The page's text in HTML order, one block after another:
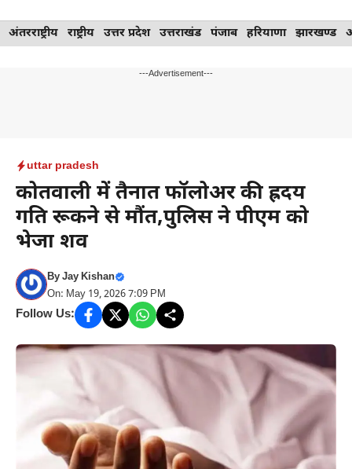
Skip
to
अंतरराष्ट्रीय राष्ट्रीय उत्तर प्रदेश उत्तराखंड पंजाब हरियाणा झारखण्ड
---Advertisement---
uttar pradesh
कोतवाली में तैनात फॉलोअर की ह्रदय
गति रूकने से मौंत,पुलिस ने पीएम को
भेजा शव
ByJay Kishan
On: May 19, 2026 7:09 PM
Follow Us: